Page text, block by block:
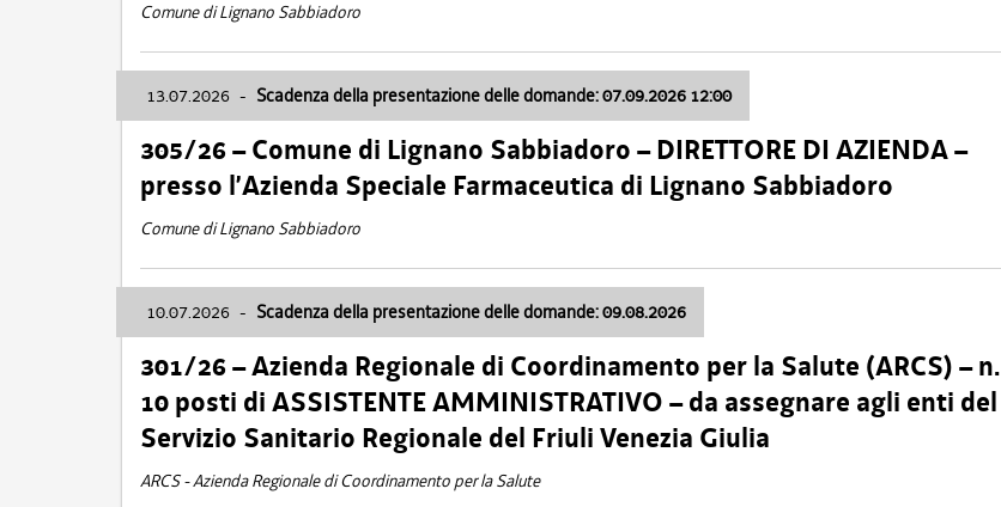
Comune di Lignano Sabbiadoro
13.07.2026 - Scadenza della presentazione delle domande: 07.09.2026 12:00
305/26 – Comune di Lignano Sabbiadoro – DIRETTORE DI AZIENDA –
presso l’Azienda Speciale Farmaceutica di Lignano Sabbiadoro
Comune di Lignano Sabbiadoro
10.07.2026 - Scadenza della presentazione delle domande: 09.08.2026
301/26 – Azienda Regionale di Coordinamento per la Salute (ARCS) – n.
10 posti di ASSISTENTE AMMINISTRATIVO – da assegnare agli enti del
Servizio Sanitario Regionale del Friuli Venezia Giulia
ARCS - Azienda Regionale di Coordinamento per la Salute